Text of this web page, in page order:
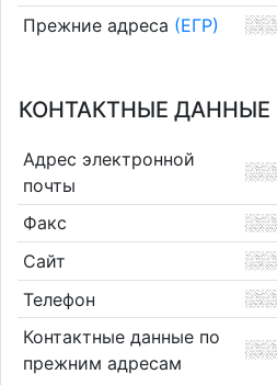
Прежние адреса (ЕГР)
КОНТАКТНЫЕ ДАННЫЕ
Адрес электронной
почты
Факс
Сайт
Телефон
Контактные данные по
прежним адресам